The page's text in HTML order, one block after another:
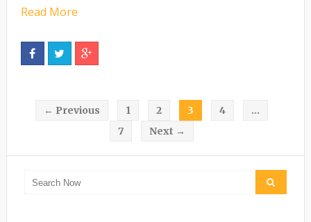
Read More
← Previous 1 2 3 4
…
7
Next →